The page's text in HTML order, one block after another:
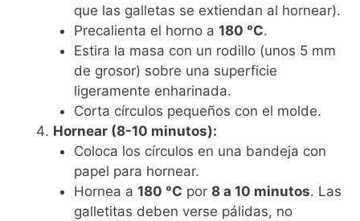
que las galletas se extiendan al hornear).
Precalienta el horno a 180 °C.
Estira la masa con un rodillo (unos 5 mm
de grosor) sobre una superficie
ligeramente enharinada.
Corta círculos pequeños con el molde.
Hornear (8-10 minutos):
Coloca los círculos en una bandeja con
papel para hornear.
Hornea a 180 °C por 8 a 10 minutos. Las
galletitas deben verse pálidas, no